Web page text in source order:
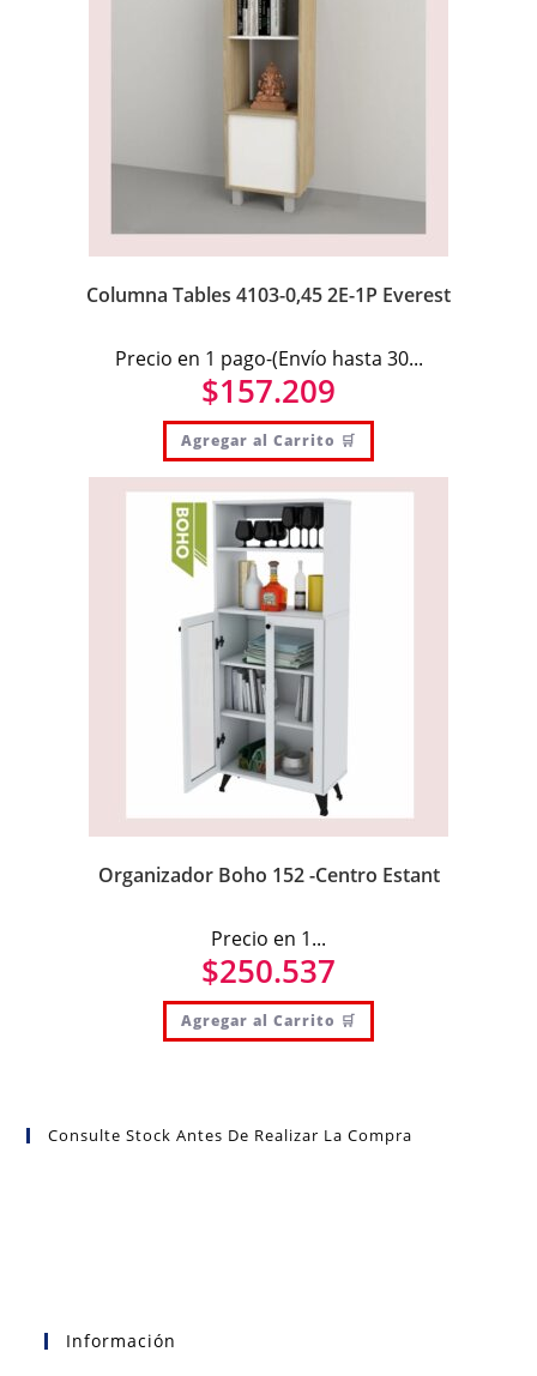
Columna Tables 4103-0,45 2E-1P Everest
Precio en 1 pago-(Envío hasta 30...
$157.209
Agregar al Carrito 🛒
Organizador Boho 152 -Centro Estant
Precio en 1...
$250.537
Agregar al Carrito 🛒
Consulte Stock Antes De Realizar La Compra
Información